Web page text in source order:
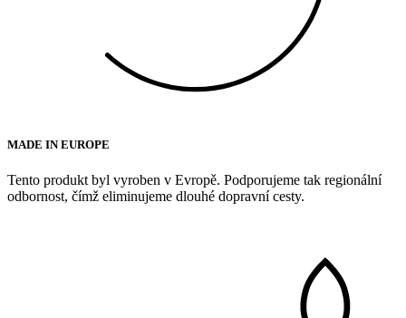
MADE IN EUROPE
Tento produkt byl vyroben v Evropě. Podporujeme tak regionální
odbornost, čímž eliminujeme dlouhé dopravní cesty.